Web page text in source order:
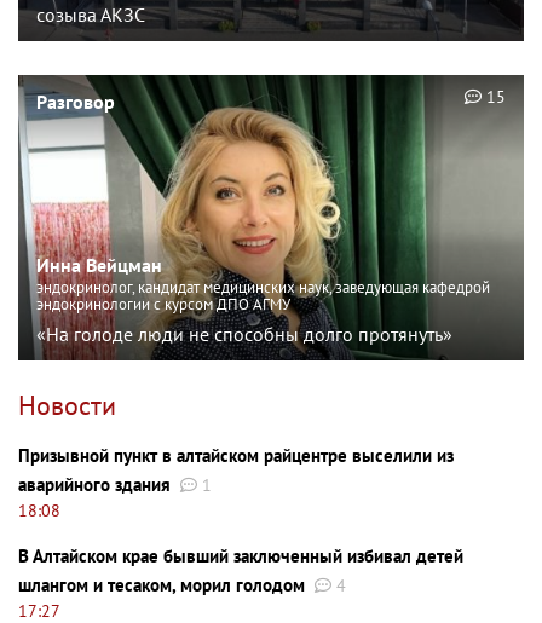
созыва АКЗС
Разговор
Инна Вейцман
эндокринолог, кандидат медицинских наук, заведующая кафедрой
эндокринологии с курсом ДПО АГМУ
«На голоде люди не способны долго протянуть»
15
Новости
Призывной пункт в алтайском райцентре выселили из
аварийного здания
1
18:08
В Алтайском крае бывший заключенный избивал детей
шлангом и тесаком, морил голодом
4
17:27